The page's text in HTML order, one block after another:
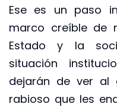
Ese es un paso
marco creíble de
Estado y la
situación
dejarán de ver al
rabioso que les